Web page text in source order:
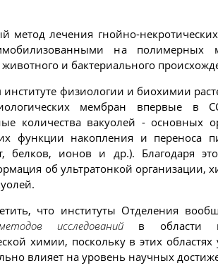
метод лечения гнойно-
на полимерных
и бактериального
физиологии и биохимии
мембран впервые в
количества вакуолей - основных
функции накопления и переноса
белков, ионов и др.). Благодаря
об ультратонкой организации,
что институты Отделения
исследований в области
химии, поскольку в этих
влияет на уровень научных